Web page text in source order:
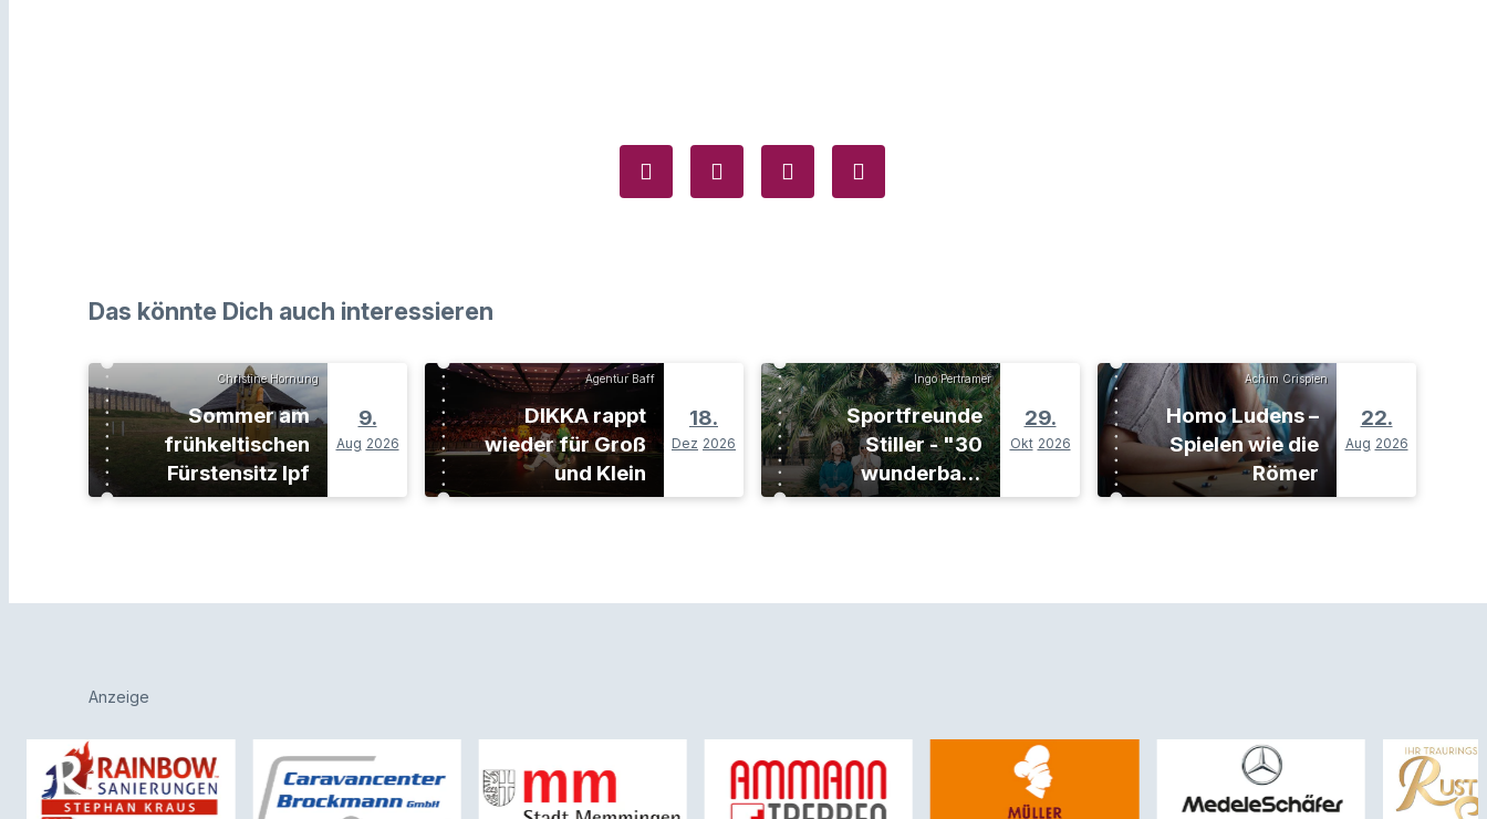
Das könnte Dich auch interessieren
Christine Hornung
Sommer am
frühkeltischen
Fürstensitz Ipf
9.
Aug 2026
Agentur Baff
DIKKA rappt
wieder für Groß
und Klein
18.
Dez 2026
Ingo Pertramer
Sportfreunde
Stiller - "30
wunderbare
Jahre"-Tour
29.
Okt 2026
Achim Crispien
Homo Ludens –
Spielen wie die
Römer
22.
Aug 2026
Anzeige